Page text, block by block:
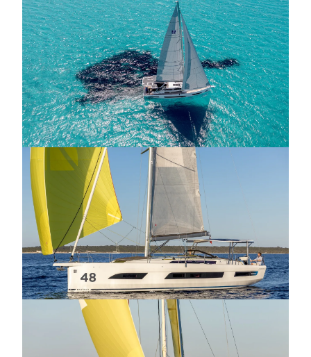
Wnętrze jachtuDufour 48zachwyca nowoczesnym
designem i przemyślanymi rozwiązaniami.
Panoramiczne okna w nadbudówce zapewniają
doskonałe doświetlenie salonu i kambuza, a
innowacyjny system zaciemniających rolet w kabinach
gwarantuje komfortowy wypoczynek. W zależności od
wybranej wersji, jacht może być wyposażony w trzy lub
cztery kabiny, każda z nich została zaprojektowana z
myślą o maksymalnym wykorzystaniu przestrzeni i
zapewnieniu najwyższego komfortu.
Sprzedaż jachtów klasy premium często koncentruje się
na najnowszych modelach oferujących wyjątkowe
połączenie luksusu i funkcjonalności, a
doskonale wpisuje się w te kryteria. Jachty tej klasy
cieszą się rosnącym zainteresowaniem wśród
wymagających klientów, a cena jachtu odzwierciedla
jego wysoką jakość wykonania, zaawansowane
technologie i prestiż marki. Dla osób poszukujących
jachtów na sprzedaż w segmencie premium,, które jako
najnowsza generacja długo trzymają wartość,Dufour
48stanowi propozycję, która spełni oczekiwania nawet
najbardziej wymagających żeglarzy.